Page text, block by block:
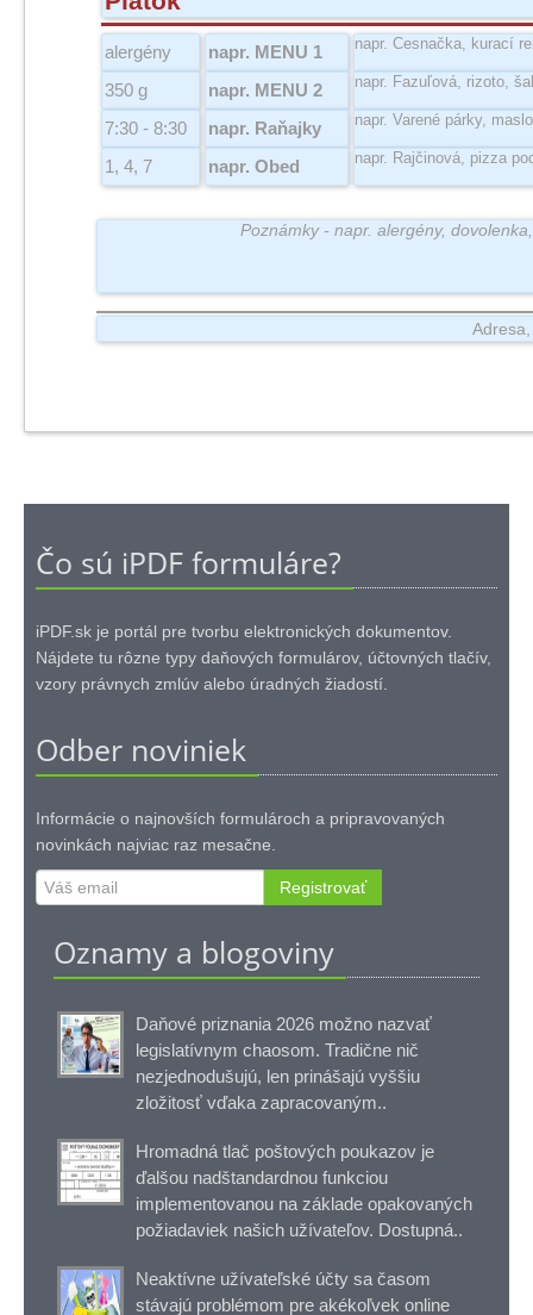
Čo sú iPDF formuláre?
iPDF.sk je portál pre tvorbu elektronických dokumentov.
Nájdete tu rôzne typy daňových formulárov, účtovných tlačív,
vzory právnych zmlúv alebo úradných žiadostí.
Odber noviniek
Informácie o najnovších formulároch a pripravovaných
novinkách najviac raz mesačne.
Registrovať
Oznamy a blogoviny
Daňové priznania 2026 možno nazvať
legislatívnym chaosom. Tradične nič
nezjednodušujú, len prinášajú vyššiu
zložitosť vďaka zapracovaným..
Hromadná tlač poštových poukazov je
ďalšou nadštandardnou funkciou
implementovanou na základe opakovaných
požiadaviek našich užívateľov. Dostupná..
Neaktívne užívateľské účty sa časom
stávajú problémom pre akékoľvek online